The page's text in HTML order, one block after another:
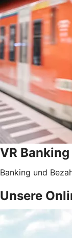
VR
Banking und
Unsere